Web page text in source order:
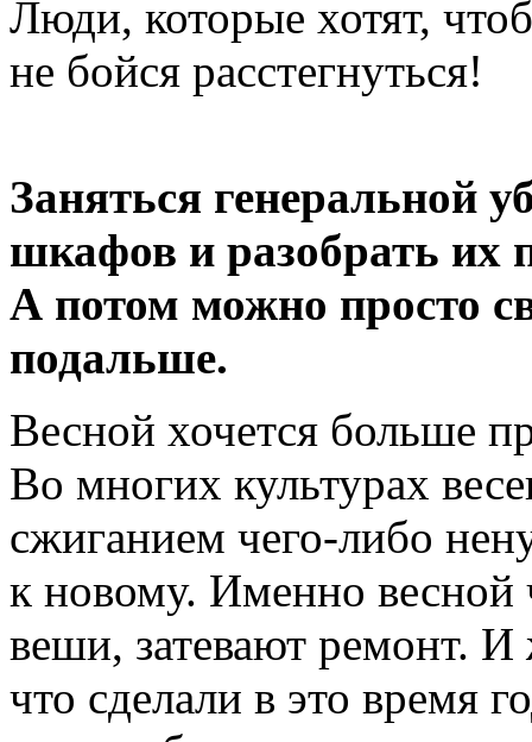
Люди, которые хотят,
не бойся расстегнуться!
Заняться генеральной
шкафов и разобрать их
А потом можно просто
подальше.
Весной хочется больше
Во многих культурах
сжиганием чего-либо
к новому. Именно
веши, затевают ремонт.
что сделали в это время